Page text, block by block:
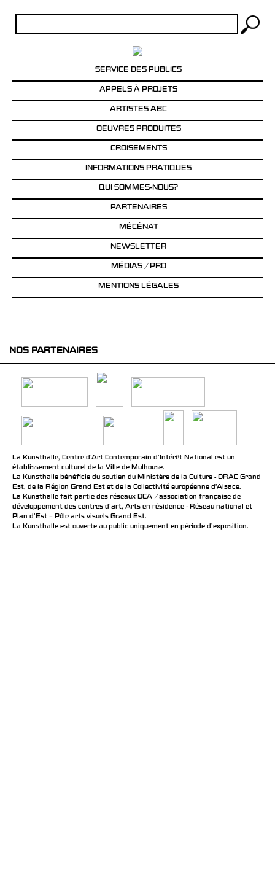
SERVICE DES PUBLICS
APPELS À PROJETS
ARTISTES ABC
OEUVRES PRODUITES
CROISEMENTS
INFORMATIONS PRATIQUES
QUI SOMMES-NOUS?
PARTENAIRES
MÉCÉNAT
NEWSLETTER
MÉDIAS / PRO
MENTIONS LÉGALES
NOS PARTENAIRES
La Kunsthalle, Centre d’Art Contemporain d’Intérêt National est un
établissement culturel de la Ville de Mulhouse.
La Kunsthalle bénéficie du soutien du Ministère de la Culture - DRAC Grand
Est, de la Région Grand Est et de la Collectivité européenne d’Alsace.
La Kunsthalle fait partie des réseaux DCA / association française de
développement des centres d'art, Arts en résidence - Réseau national et
Plan d’Est – Pôle arts visuels Grand Est.
La Kunsthalle est ouverte au public uniquement en période d'exposition.